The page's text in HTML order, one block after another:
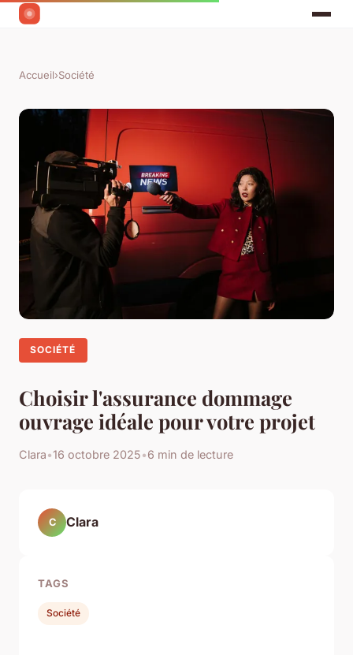
Accueil›Société
SOCIÉTÉ
Choisir l'assurance dommage
ouvrage idéale pour votre projet
Clara•16 octobre 2025•6 min de lecture
C Clara
TAGS
Société